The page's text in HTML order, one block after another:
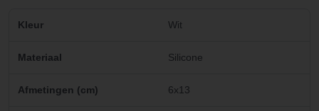
Kleur Wit
Materiaal Silicone
Afmetingen (cm) 6x13